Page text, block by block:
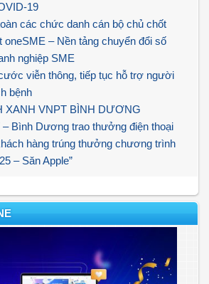
19
các chức danh cán bộ chủ chốt
oneSME – Nền tảng chuyển đổi số
nghiệp SME
viễn thông, tiếp tục hỗ trợ người
bệnh
XANH VNPT BÌNH DƯƠNG
Bình Dương trao thưởng điện thoại
hàng trúng thưởng chương trình
– Săn Apple”